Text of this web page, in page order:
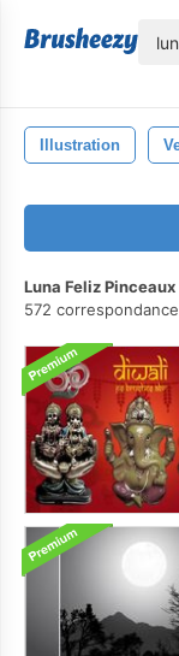
Illustration
Luna Feliz Pinceaux
572